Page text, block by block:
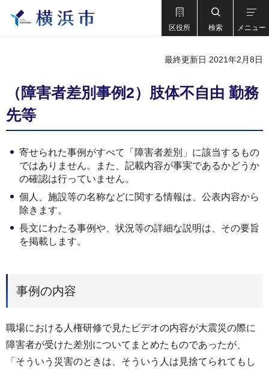
区役所 検索 メニュー
最終更新日 2021年2月8日
（障害者差別事例2）肢体不自由 勤務
先等
寄せられた事例がすべて「障害者差別」に該当するもの
ではありません。また、記載内容が事実であるかどうか
の確認は行っていません。
個人、施設等の名称などに関する情報は、公表内容から
除きます。
長文にわたる事例や、状況等の詳細な説明は、その要旨
を掲載します。
事例の内容
職場における人権研修で見たビデオの内容が大震災の際に
障害者が受けた差別についてまとめたものであったが、
「そういう災害のときは、そういう人は見捨てられてもし